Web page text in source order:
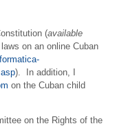
(available
on an online Cuban
). In addition, I
on the Cuban child
on the Rights of the